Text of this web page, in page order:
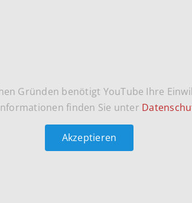
Gründen benötigt YouTube Ihre
finden Sie unter
Akzeptieren